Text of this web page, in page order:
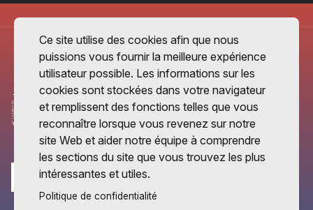
Ce site utilise des cookies afin que nous
puissions vous fournir la meilleure expérience
utilisateur possible. Les informations sur les
cookies sont stockées dans votre navigateur
et remplissent des fonctions telles que vous
reconnaître lorsque vous revenez sur notre
site Web et aider notre équipe à comprendre
les sections du site que vous trouvez les plus
intéressantes et utiles.
Politique de confidentialité